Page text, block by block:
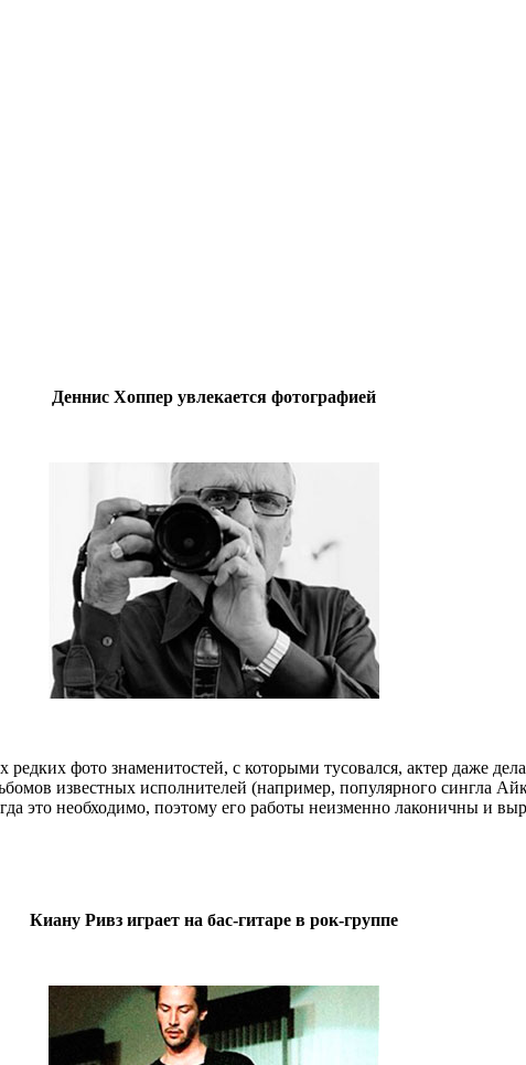
Деннис Хоппер увлекается фотографией
фото знаменитостей, с которыми тусовался, актер даже
известных исполнителей (например, популярного сингла
это необходимо, поэтому его работы неизменно лаконичны и
Киану Ривз играет на бас-гитаре в рок-группе